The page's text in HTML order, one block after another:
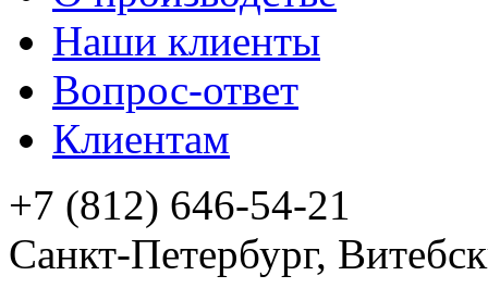
Наши клиенты
Вопрос-ответ
Клиентам
+7 (812) 646-54-21
Санкт-Петербург,